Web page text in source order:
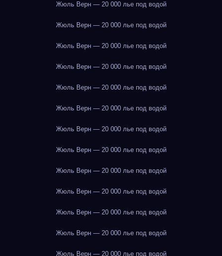
Жюль Верн — 20 000 лье под водой
Жюль Верн — 20 000 лье под водой
Жюль Верн — 20 000 лье под водой
Жюль Верн — 20 000 лье под водой
Жюль Верн — 20 000 лье под водой
Жюль Верн — 20 000 лье под водой
Жюль Верн — 20 000 лье под водой
Жюль Верн — 20 000 лье под водой
Жюль Верн — 20 000 лье под водой
Жюль Верн — 20 000 лье под водой
Жюль Верн — 20 000 лье под водой
Жюль Верн — 20 000 лье под водой
Жюль Верн — 20 000 лье под водой